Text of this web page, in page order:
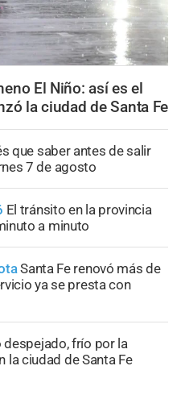
El Niño: así es el
la ciudad de Santa Fe
que saber antes de salir
7 de agosto
El tránsito en la provincia
a minuto
Santa Fe renovó más de
ya se presta con
despejado, frío por la
la ciudad de Santa Fe